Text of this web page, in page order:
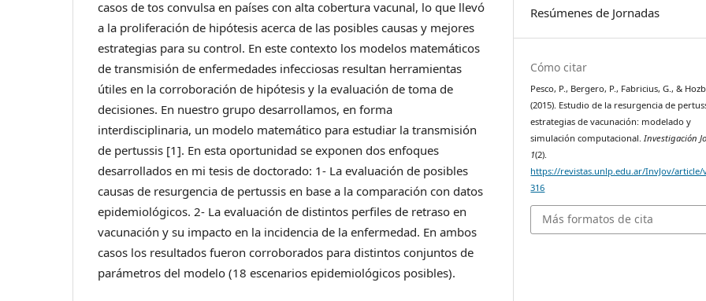
casos de tos convulsa en países con alta cobertura vacunal, lo que llevó
a la proliferación de hipótesis acerca de las posibles causas y mejores
estrategias para su control. En este contexto los modelos matemáticos
de transmisión de enfermedades infecciosas resultan herramientas
útiles en la corroboración de hipótesis y la evaluación de toma de
decisiones. En nuestro grupo desarrollamos, en forma
interdisciplinaria, un modelo matemático para estudiar la transmisión
de pertussis [1]. En esta oportunidad se exponen dos enfoques
desarrollados en mi tesis de doctorado: 1- La evaluación de posibles
causas de resurgencia de pertussis en base a la comparación con datos
epidemiológicos. 2- La evaluación de distintos perfiles de retraso en
vacunación y su impacto en la incidencia de la enfermedad. En ambos
casos los resultados fueron corroborados para distintos conjuntos de
parámetros del modelo (18 escenarios epidemiológicos posibles).
Resúmenes de Jornadas
Cómo citar
Pesco, P., Bergero, P., Fabricius, G., &
(2015). Estudio de la resurgencia de
estrategias de vacunación: modelado y
simulación computacional.Investigación
1(2).
https://revistas.unlp.edu.ar/InvJov/article/
316
Más formatos de cita